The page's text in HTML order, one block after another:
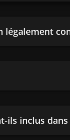
légalement
ils inclus